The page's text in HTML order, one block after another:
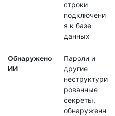
строки
подключени
я к базе
данных
Обнаружено
ИИ
Пароли и
другие
неструктури
рованные
секреты,
обнаруженн